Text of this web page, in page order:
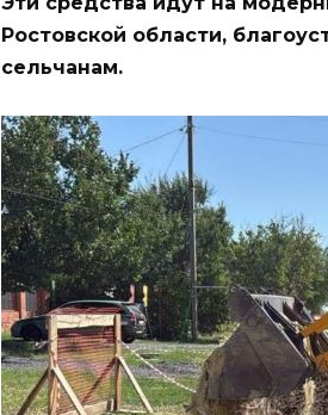
Ростовской области,
сельчанам.